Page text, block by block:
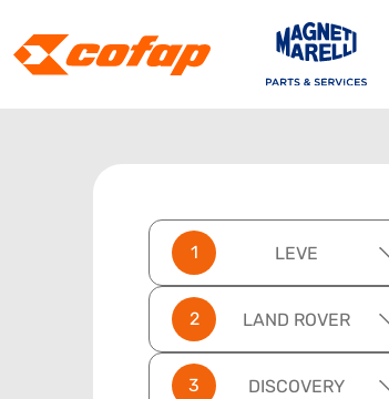
LEVE
LAND ROVER
DISCOVERY